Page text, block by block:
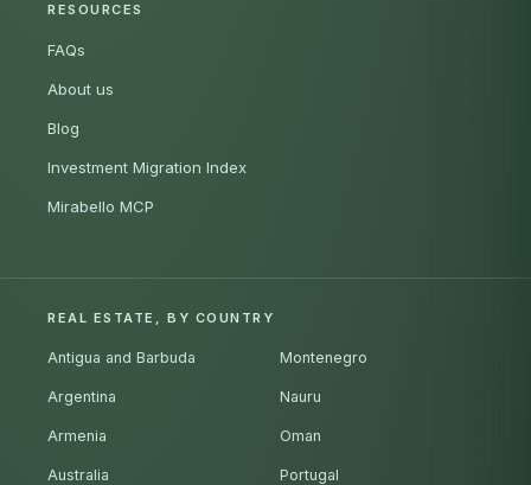
RESOURCES
FAQs
About us
Blog
Investment Migration Index
Mirabello MCP
REAL ESTATE, BY COUNTRY
Antigua and Barbuda
Argentina
Armenia
Australia
Montenegro
Nauru
Oman
Portugal